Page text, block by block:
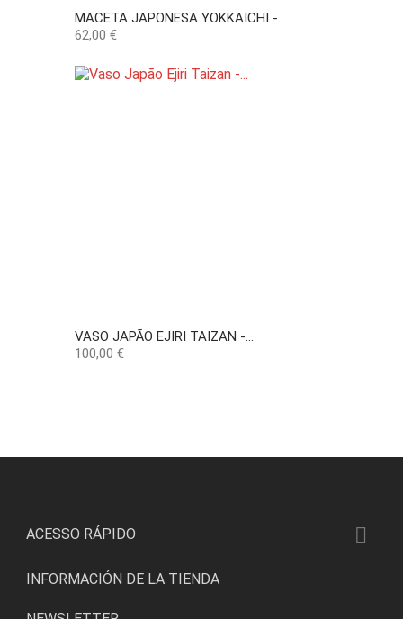
MACETA JAPONESA YOKKAICHI -...
Precio
62,00 €
VASO JAPÃO EJIRI TAIZAN -...
Precio
100,00 €
ACESSO RÁPIDO 
INFORMACIÓN DE LA TIENDA